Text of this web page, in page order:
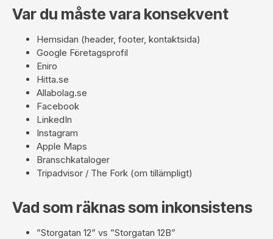
Var du måste vara konsekvent
Hemsidan (header, footer, kontaktsida)
Google Företagsprofil
Eniro
Hitta.se
Allabolag.se
Facebook
LinkedIn
Instagram
Apple Maps
Branschkataloger
Tripadvisor / The Fork (om tillämpligt)
Vad som räknas som inkonsistens
”Storgatan 12” vs ”Storgatan 12B”